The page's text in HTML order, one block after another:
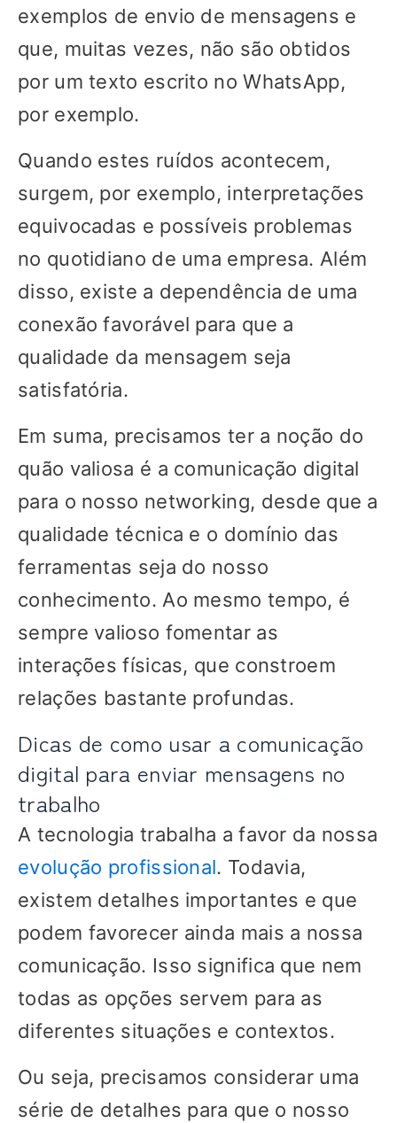
exemplos de envio de mensagens e
que, muitas vezes, não são obtidos
por um texto escrito no WhatsApp,
por exemplo.
Quando estes ruídos acontecem,
surgem, por exemplo, interpretações
equivocadas e possíveis problemas
no quotidiano de uma empresa. Além
disso, existe a dependência de uma
conexão favorável para que a
qualidade da mensagem seja
satisfatória.
Em suma, precisamos ter a noção do
quão valiosa é a comunicação digital
para o nosso networking, desde que a
qualidade técnica e o domínio das
ferramentas seja do nosso
conhecimento. Ao mesmo tempo, é
sempre valioso fomentar as
interações físicas, que constroem
relações bastante profundas.
Dicas de como usar a comunicação
digital para enviar mensagens no
trabalho
A tecnologia trabalha a favor da nossa
evolução profissional. Todavia,
existem detalhes importantes e que
podem favorecer ainda mais a nossa
comunicação. Isso significa que nem
todas as opções servem para as
diferentes situações e contextos.
Ou seja, precisamos considerar uma
série de detalhes para que o nosso